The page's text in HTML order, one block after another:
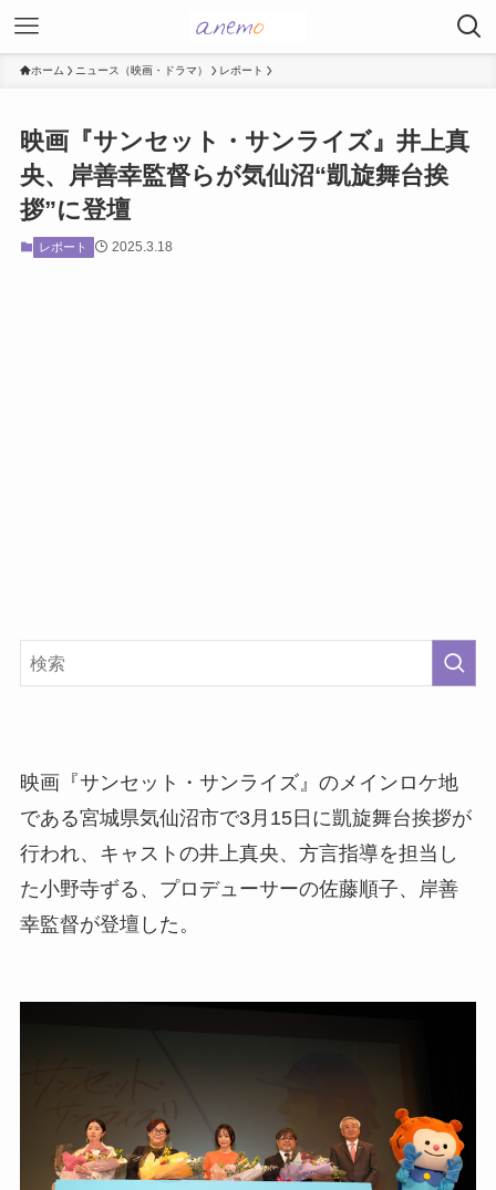
ホーム ニュース（映画・ドラマ） レポート
映画『サンセット・サンライズ』井上真
央、岸善幸監督らが気仙沼“凱旋舞台挨
拶”に登壇
レポート 2025.3.18
映画『サンセット・サンライズ』のメインロケ地
である宮城県気仙沼市で3⽉15⽇に凱旋舞台挨拶が
行われ、キャストの井上真央、⽅⾔指導を担当し
た⼩野寺ずる、プロデューサーの佐藤順⼦、岸善
幸監督が登壇した。